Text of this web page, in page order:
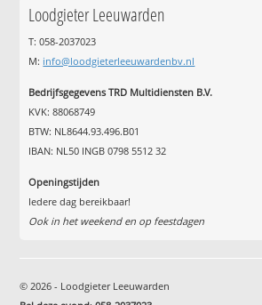
Loodgieter Leeuwarden
T: 058-2037023
M: info@loodgieterleeuwardenbv.nl
Bedrijfsgegevens TRD Multidiensten B.V.
KVK: 88068749
BTW: NL8644.93.496.B01
IBAN: NL50 INGB 0798 5512 32
Openingstijden
Iedere dag bereikbaar!
Ook in het weekend en op feestdagen
© 2026 - Loodgieter Leeuwarden